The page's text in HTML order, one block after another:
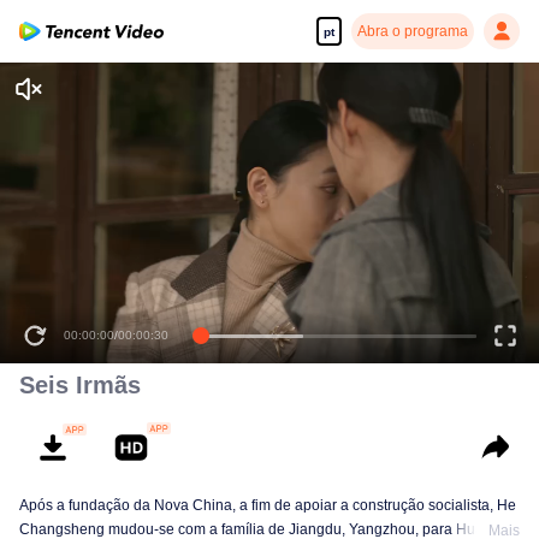
pt Abra o programa
00:00:00/00:00:30
Seis Irmãs
Após a fundação da Nova China, a fim de apoiar a construção socialista, He
Changsheng mudou-se com a família de Jiangdu, Yangzhou, para Huainan,
Mais